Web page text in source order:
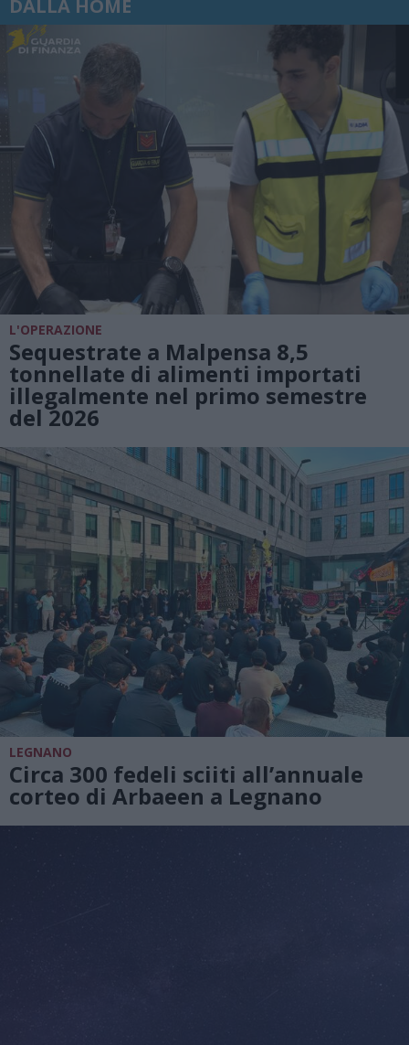
DALLA HOME
L'OPERAZIONE
Sequestrate a Malpensa 8,5
tonnellate di alimenti importati
illegalmente nel primo semestre
del 2026
LEGNANO
Circa 300 fedeli sciiti all’annuale
corteo di Arbaeen a Legnano